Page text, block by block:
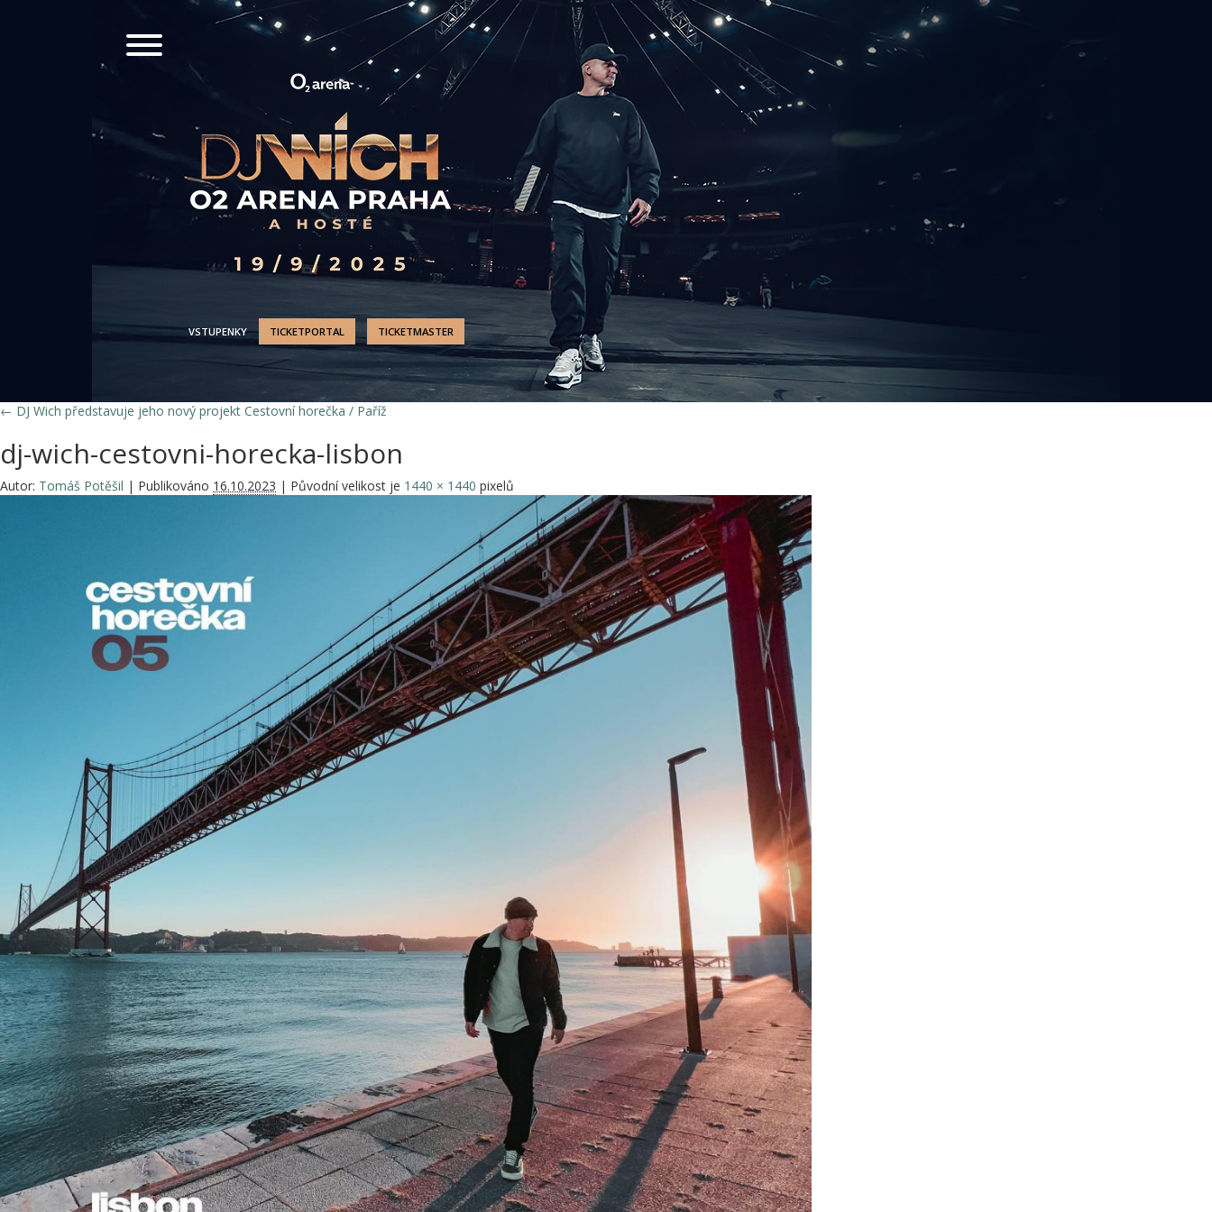
VSTUPENKY TICKETPORTAL TICKETMASTER
← DJ Wich představuje jeho nový projekt Cestovní horečka / Paříž
dj-wich-cestovni-horecka-lisbon
Autor: Tomáš Potěšil | Publikováno 16.10.2023 | Původní velikost je 1440 × 1440 pixelů